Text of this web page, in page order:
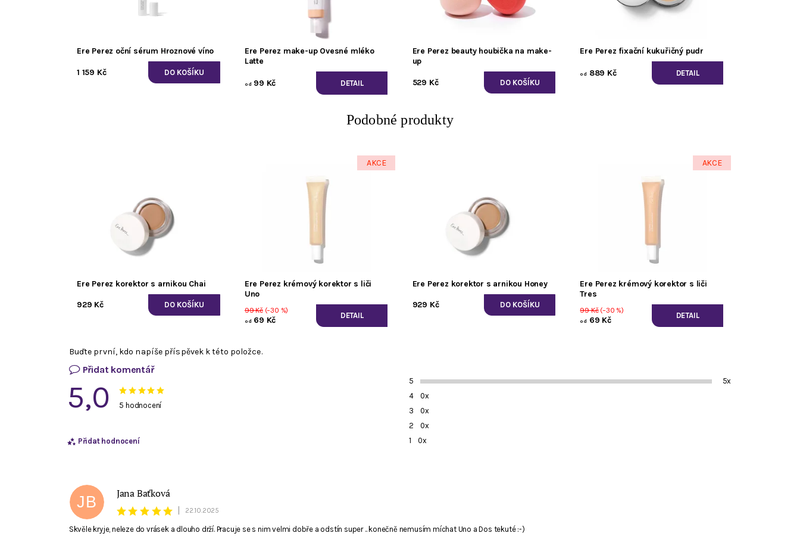
Ere Perez oční sérum Hroznové víno
1 159 Kč
Ere Perez make-up Ovesné mléko
Latte
od 99 Kč DETAIL
Ere Perez beauty houbička na make-
up
529 Kč
Ere Perez fixační kukuřičný pudr
od 889 Kč DETAIL
Podobné produkty
Ere Perez korektor s arnikou Chai
929 Kč
AKCE
Ere Perez krémový korektor s liči
Uno
99 Kč(–30 %)
od 69 Kč DETAIL
Ere Perez korektor s arnikou Honey
929 Kč
AKCE
Ere Perez krémový korektor s liči
Tres
99 Kč(–30 %)
od 69 Kč DETAIL
Buďte první, kdo napíše příspěvek k této položce.
Přidat komentář
5,0 5 hodnocení
Přidat hodnocení
5
5x
4
0x
3
0x
2
0x
1
0x
JB
Jana Baťková
22.10.2025
Skvěle kryje, neleze do vrásek a dlouho drží. Pracuje se s nim velmi dobře a odstín super .. konečně nemusím míchat Uno a Dos tekuté :-)